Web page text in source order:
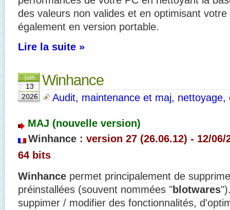
des valeurs non valides et en optimisant
également en version portable.
Lire la suite »
juin
13
2026
Winhance
Audit, maintenance et maj, nettoyage,
MAJ (nouvelle version)
Winhance : version 27 (26.06.12) - 12/
64 bits
Winhance permet principalement de
préinstallées (souvent nommées "blotwares
suppimer / modifier des fonctionnalités,